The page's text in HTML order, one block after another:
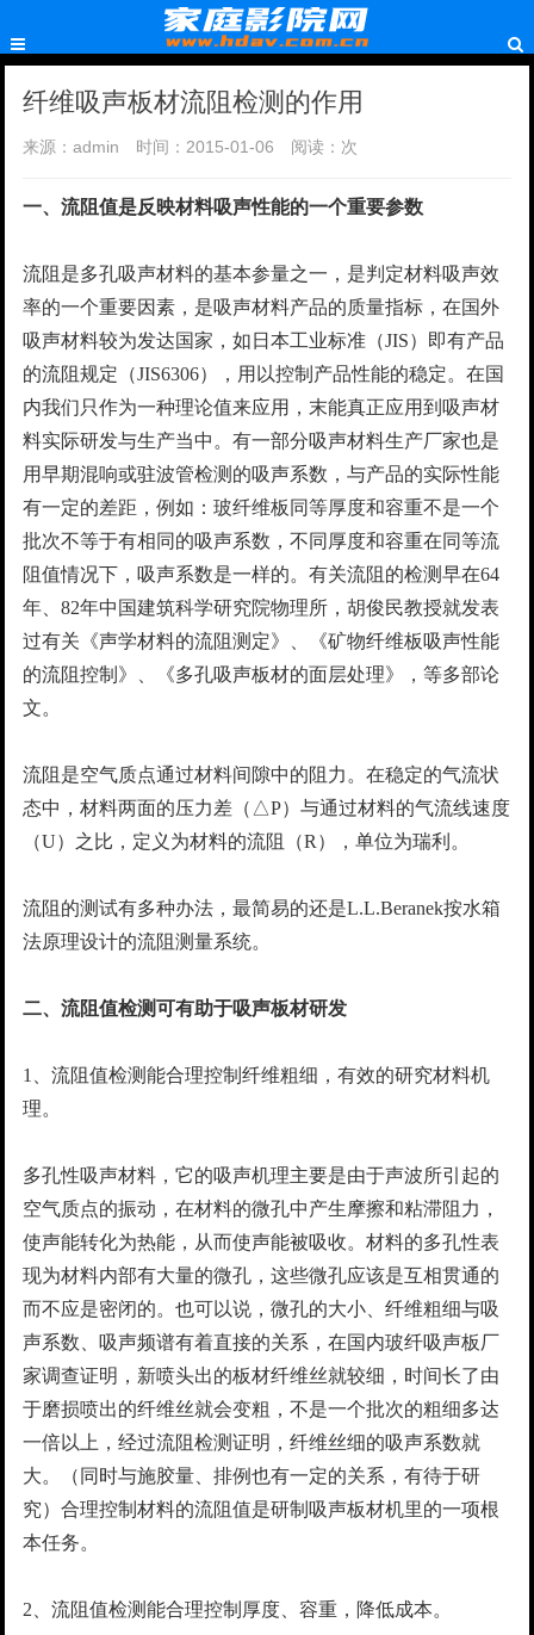
纤维吸声板材流阻检测的作用
来源：admin 时间：2015-01-06 阅读： 次
一、流阻值是反映材料吸声性能的一个重要参数
流阻是多孔吸声材料的基本参量之一，是判定材料吸声效
率的一个重要因素，是吸声材料产品的质量指标，在国外
吸声材料较为发达国家，如日本工业标准（JIS）即有产品
的流阻规定（JIS6306），用以控制产品性能的稳定。在国
内我们只作为一种理论值来应用，末能真正应用到吸声材
料实际研发与生产当中。有一部分吸声材料生产厂家也是
用早期混响或驻波管检测的吸声系数，与产品的实际性能
有一定的差距，例如：玻纤维板同等厚度和容重不是一个
批次不等于有相同的吸声系数，不同厚度和容重在同等流
阻值情况下，吸声系数是一样的。有关流阻的检测早在64
年、82年中国建筑科学研究院物理所，胡俊民教授就发表
过有关《声学材料的流阻测定》、《矿物纤维板吸声性能
的流阻控制》、《多孔吸声板材的面层处理》，等多部论
文。
流阻是空气质点通过材料间隙中的阻力。在稳定的气流状
态中，材料两面的压力差（△P）与通过材料的气流线速度
（U）之比，定义为材料的流阻（R），单位为瑞利。
流阻的测试有多种办法，最简易的还是L.L.Beranek按水箱
法原理设计的流阻测量系统。
二、流阻值检测可有助于吸声板材研发
1、流阻值检测能合理控制纤维粗细，有效的研究材料机
理。
多孔性吸声材料，它的吸声机理主要是由于声波所引起的
空气质点的振动，在材料的微孔中产生摩擦和粘滞阻力，
使声能转化为热能，从而使声能被吸收。材料的多孔性表
现为材料内部有大量的微孔，这些微孔应该是互相贯通的
而不应是密闭的。也可以说，微孔的大小、纤维粗细与吸
声系数、吸声频谱有着直接的关系，在国内玻纤吸声板厂
家调查证明，新喷头出的板材纤维丝就较细，时间长了由
于磨损喷出的纤维丝就会变粗，不是一个批次的粗细多达
一倍以上，经过流阻检测证明，纤维丝细的吸声系数就
大。（同时与施胶量、排例也有一定的关系，有待于研
究）合理控制材料的流阻值是研制吸声板材机里的一项根
本任务。
2、流阻值检测能合理控制厚度、容重，降低成本。